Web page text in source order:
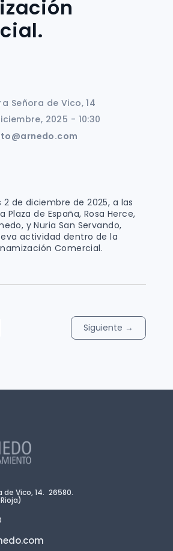
Señora de Vico, 14
2025 - 10:30
de diciembre de 2025, a las
Plaza de España, Rosa Herce,
y Nuria San Servando,
actividad dentro de la
Comercial.
Siguiente →
de Vico, 14. 26580.